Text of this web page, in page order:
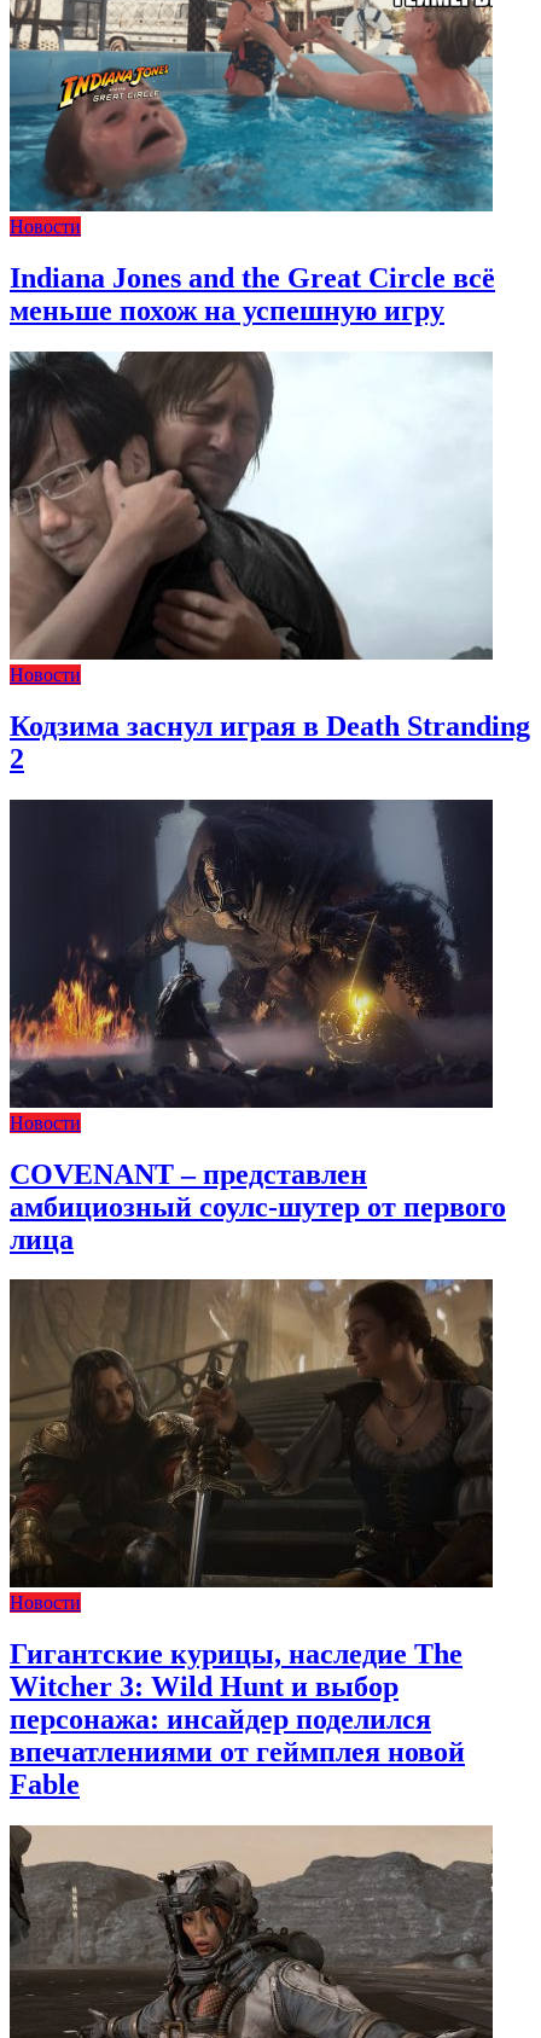
Новости
Indiana Jones and the Great Circle всё
меньше похож на успешную игру
Новости
Кодзима заснул играя в Death Stranding
2
Новости
COVENANT – представлен
амбициозный соулс-шутер от первого
лица
Новости
Гигантские курицы, наследие The
Witcher 3: Wild Hunt и выбор
персонажа: инсайдер поделился
впечатлениями от геймплея новой
Fable